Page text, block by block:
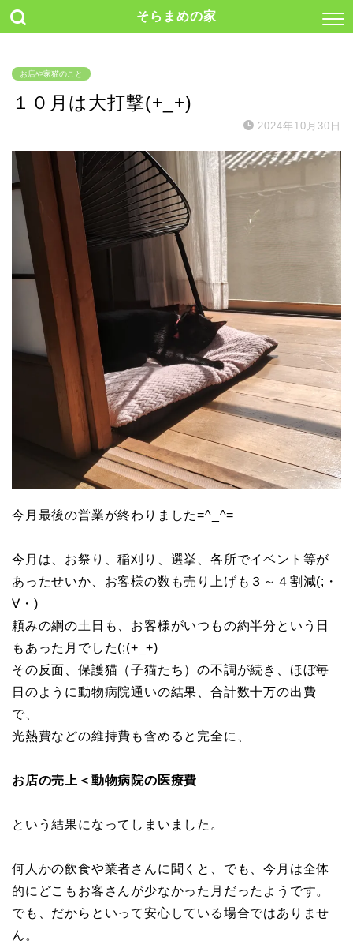
そらまめの家
お店や家猫のこと
１０月は大打撃(+_+)
2024年10月30日
今月最後の営業が終わりました=^_^=
今月は、お祭り、稲刈り、選挙、各所でイベント等が
あったせいか、お客様の数も売り上げも３～４割減(;・
∀・)
頼みの綱の土日も、お客様がいつもの約半分という日
もあった月でした(;(+_+)
その反面、保護猫（子猫たち）の不調が続き、ほぼ毎
日のように動物病院通いの結果、合計数十万の出費
で、
光熱費などの維持費も含めると完全に、
お店の売上＜動物病院の医療費
という結果になってしまいました。
何人かの飲食や業者さんに聞くと、でも、今月は全体
的にどこもお客さんが少なかった月だったようです。
でも、だからといって安心している場合ではありませ
ん。